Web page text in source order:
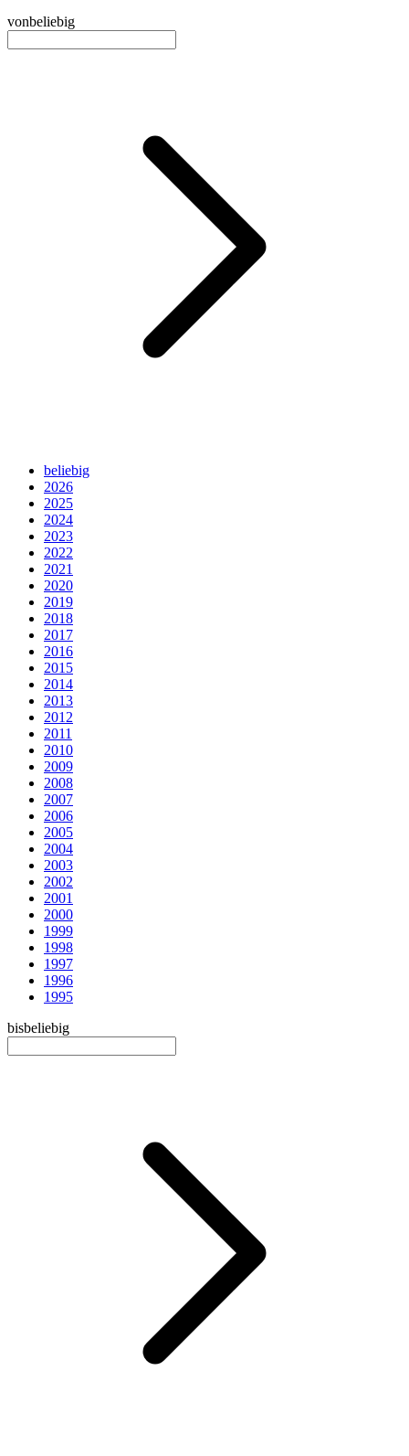
vonbeliebig
beliebig
2026
2025
2024
2023
2022
2021
2020
2019
2018
2017
2016
2015
2014
2013
2012
2011
2010
2009
2008
2007
2006
2005
2004
2003
2002
2001
2000
1999
1998
1997
1996
1995
bisbeliebig